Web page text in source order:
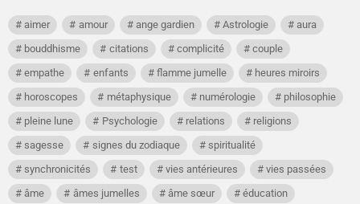
aimer amour ange gardien Astrologie
aura
bouddhisme
citations complicité
couple
empathe
enfants flamme jumelle
heures miroirs
horoscopes
métaphysique numérologie
philosophie
pleine lune
Psychologie relations
religions
sagesse
signes du zodiaque
spiritualité
synchronicités
test vies antérieures
vies passées
âme
âmes jumelles âme sœur éducation